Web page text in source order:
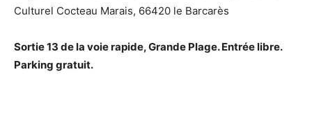
Culturel Cocteau Marais, 66420 le Barcarès
Sortie 13 de la voie rapide, Grande Plage. Entrée libre.
Parking gratuit.